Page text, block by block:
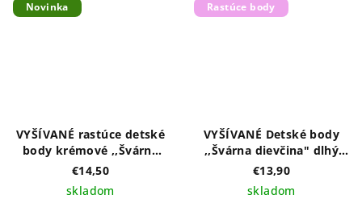
Novinka
VYŠÍVANÉ rastúce detské
body krémové ,,Švárny
šuhaj" dlhý rukáv
€14,50
skladom
Rastúce body
VYŠÍVANÉ Detské body
,,Švárna dievčina" dlhý
rukáv
€13,90
skladom